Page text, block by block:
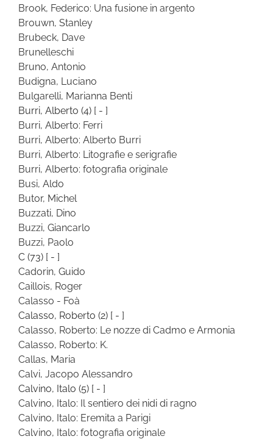
Brook, Federico: Una fusione in argento
Brouwn, Stanley
Brubeck, Dave
Brunelleschi
Bruno, Antonio
Budigna, Luciano
Bulgarelli, Marianna Benti
Burri, Alberto (4) [ - ]
Burri, Alberto: Ferri
Burri, Alberto: Alberto Burri
Burri, Alberto: Litografie e serigrafie
Burri, Alberto: fotografia originale
Busi, Aldo
Butor, Michel
Buzzati, Dino
Buzzi, Giancarlo
Buzzi, Paolo
C (73) [ - ]
Cadorin, Guido
Caillois, Roger
Calasso - Foà
Calasso, Roberto (2) [ - ]
Calasso, Roberto: Le nozze di Cadmo e Armonia
Calasso, Roberto: K.
Callas, Maria
Calvi, Jacopo Alessandro
Calvino, Italo (5) [ - ]
Calvino, Italo: Il sentiero dei nidi di ragno
Calvino, Italo: Eremita a Parigi
Calvino, Italo: fotografia originale